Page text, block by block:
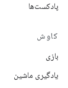
پادکست‌ها
کاوش
بازی
یادگیری ماشین